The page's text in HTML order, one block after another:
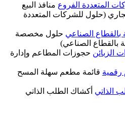
المتعددة الفروع منافذ البيع
(حلول للشركات المتعددة
الصناعي حلول مخصصة
بالقطاع الصناعي)
الزبائن حجوزات المطاعم وإدارة
رقمية قائمة مطعم سهلة المسح
الذاتي أكشاك الطلب الذاتي